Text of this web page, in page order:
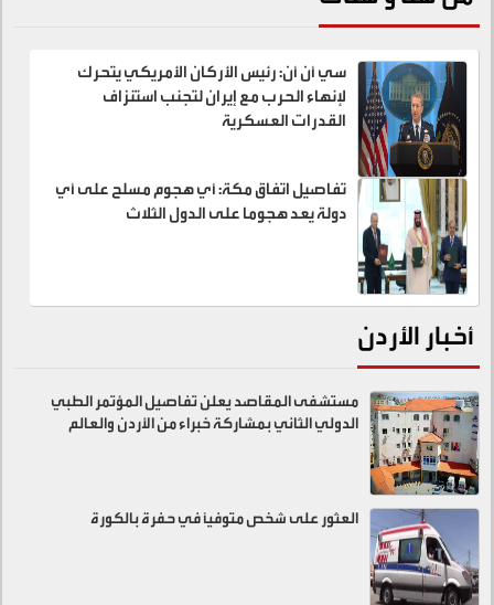
سي أن أن: رئيس الأركان الأمريكي يتحرك
لإنهاء الحرب مع إيران لتجنب استنزاف
القدرات العسكرية
تفاصيل اتفاق مكة: أي هجوم مسلح على أي
دولة يعد هجوما على الدول الثلاث
أخبار الأردن
مستشفى المقاصد يعلن تفاصيل المؤتمر الطبي
الدولي الثاني بمشاركة خبراء من الأردن والعالم
العثور على شخص متوفيًا في حفرة بالكورة